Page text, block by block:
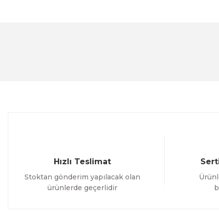
Hızlı Teslimat
Stoktan gönderim yapılacak olan
ürünlerde geçerlidir